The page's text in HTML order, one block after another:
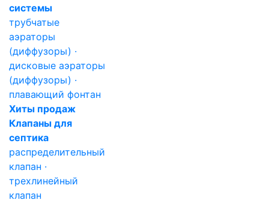
системы
трубчатые
аэраторы
(диффузоры) ·
дисковые аэраторы
(диффузоры) ·
плавающий фонтан
Хиты продаж
Клапаны для
септика
распределительный
клапан ·
трехлинейный
клапан